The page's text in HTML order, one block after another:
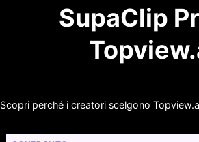
SupaClip
Scopri perché i creatori scelgono